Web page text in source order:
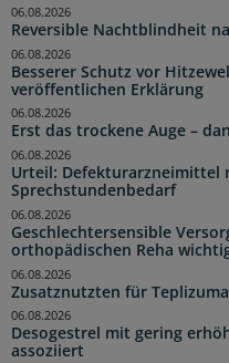
Reversible Nachtblindheit
06.08.2026
Besserer Schutz vor
veröffentlichen Erklärung
06.08.2026
Erst das trockene Auge –
06.08.2026
Urteil: Defekturarzneimittel
Sprechstundenbedarf
06.08.2026
Geschlechtersensible
orthopädischen Reha
06.08.2026
Zusatznutzten für
06.08.2026
Desogestrel mit gering
assoziiert
06.08.2026